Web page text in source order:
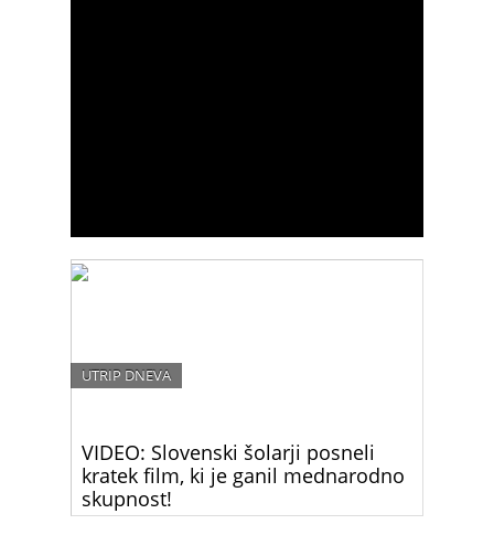
VIDEO: Slovenski šolarji posneli
kratek film, ki je ganil mednarodno
skupnost!
UTRIP DNEVA